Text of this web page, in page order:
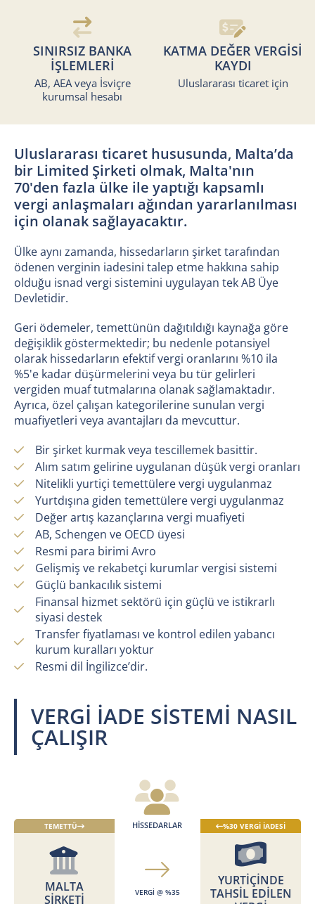
SINIRSIZ BANKA
İŞLEMLERİ
AB, AEA veya İsviçre
kurumsal hesabı
KATMA DEĞER VERGİSİ
KAYDI
Uluslararası ticaret için
Uluslararası ticaret hususunda, Malta’da
bir Limited Şirketi olmak, Malta'nın
70'den fazla ülke ile yaptığı kapsamlı
vergi anlaşmaları ağından yararlanılması
için olanak sağlayacaktır.
Ülke aynı zamanda, hissedarların şirket tarafından
ödenen verginin iadesini talep etme hakkına sahip
olduğu isnad vergi sistemini uygulayan tek AB Üye
Devletidir.
Geri ödemeler, temettünün dağıtıldığı kaynağa göre
değişiklik göstermektedir; bu nedenle potansiyel
olarak hissedarların efektif vergi oranlarını %10 ila
%5'e kadar düşürmelerini veya bu tür gelirleri
vergiden muaf tutmalarına olanak sağlamaktadır.
Ayrıca, özel çalışan kategorilerine sunulan vergi
muafiyetleri veya avantajları da mevcuttur.
Bir şirket kurmak veya tescillemek basittir.
Alım satım gelirine uygulanan düşük vergi oranları
Nitelikli yurtiçi temettülere vergi uygulanmaz
Yurtdışına giden temettülere vergi uygulanmaz
Değer artış kazançlarına vergi muafiyeti
AB, Schengen ve OECD üyesi
Resmi para birimi Avro
Gelişmiş ve rekabetçi kurumlar vergisi sistemi
Güçlü bankacılık sistemi
Finansal hizmet sektörü için güçlü ve istikrarlı
siyasi destek
Transfer fiyatlaması ve kontrol edilen yabancı
kurum kuralları yoktur
Resmi dil İngilizce’dir.
VERGİ İADE SİSTEMİ NASIL
ÇALIŞIR
TEMETTÜ HİSSEDARLAR %30 VERGİ İADESİ
MALTA
ŞİRKETİ
VERGİ @ %35
YURTİÇİNDE
TAHSİL EDİLEN